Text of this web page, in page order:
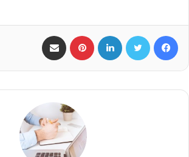
‫پین‌ترست